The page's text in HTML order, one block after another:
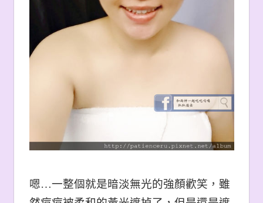
嗯…一整個就是暗淡無光的強顏歡笑，雖